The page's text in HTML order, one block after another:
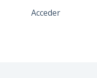
Acceder